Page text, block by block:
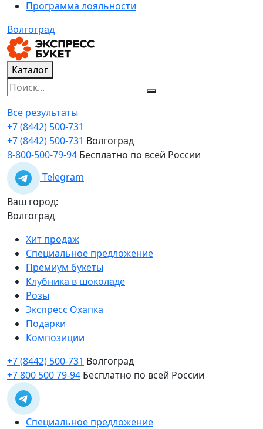
Программа лояльности
Волгоград
Каталог
Все результаты
+7 (8442) 500-731
+7 (8442) 500-731 Волгоград
8-800-500-79-94 Бесплатно по всей России
Telegram
Ваш город:
Волгоград
Хит продаж
Специальное предложение
Премиум букеты
Клубника в шоколаде
Розы
Экспресс Охапка
Подарки
Композиции
+7 (8442) 500-731 Волгоград
+7 800 500 79-94 Бесплатно по всей России
Специальное предложение